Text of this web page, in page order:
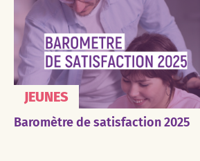
JEUNES
Baromètre de satisfaction 2025